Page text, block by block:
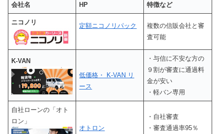
会社名 HP 特徴など
ニコノリ 定額ニコノリパック
複数の信販会社と審
査可能
K-VAN
低価格・ K-VAN リ
ース
・与信に不安な方の
９割が審査に通過料
金が安い
・軽バン専用
自社ローンの「オト
ロン」
オトロン
・自社審査
・審査通過率95％